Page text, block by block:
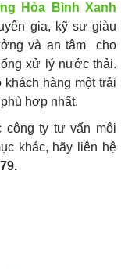
Hòa Bình Xanh
gia, kỹ sư giàu
và an tâm cho
xử lý nước thải.
hàng một trải
hợp nhất.
công ty tư vấn môi
khác, hãy liên hệ